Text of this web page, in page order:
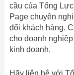
cầu của Tổng
Page chuyên
đổi khách hàng.
cho doanh
kinh doanh.
Hãy liên hệ với